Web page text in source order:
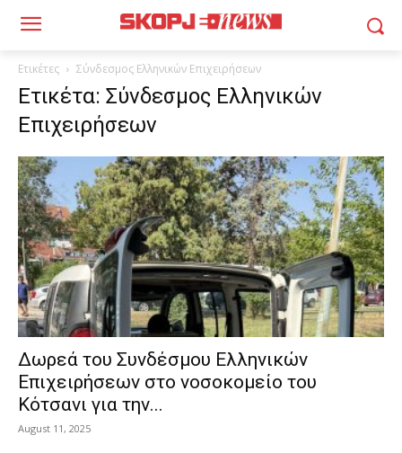
Ετικέτες Σύνδεσμος Ελληνικών Επιχειρήσεων
Ετικέτα: Σύνδεσμος Ελληνικών
Επιχειρήσεων
Δωρεά του Συνδέσμου Ελληνικών
Επιχειρήσεων στο νοσοκομείο του
Κότσανι για την...
August 11, 2025